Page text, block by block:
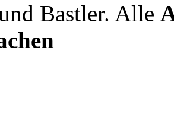
Bastler. Alle